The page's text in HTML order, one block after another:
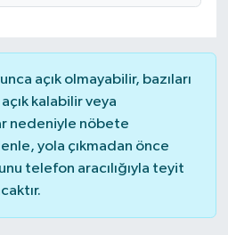
açık olmayabilir, bazıları
kalabilir veya
nedeniyle nöbete
yola çıkmadan önce
telefon aracılığıyla teyit